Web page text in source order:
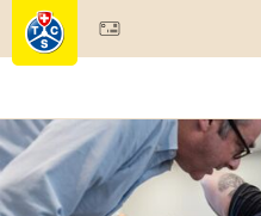
Societariato & prestazioni
Test, sicurezza & salute